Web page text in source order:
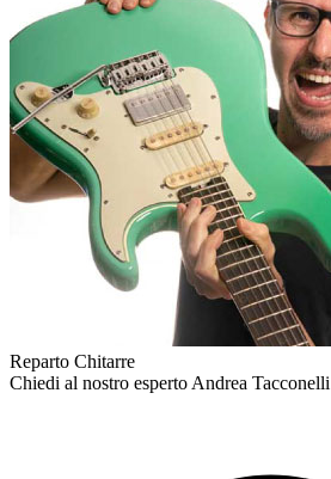
Reparto Chitarre
Chiedi al nostro espertoAndrea Tacconelli